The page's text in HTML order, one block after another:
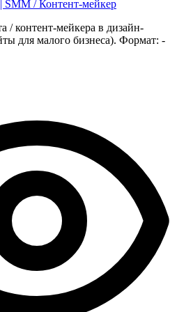
SMM / Контент-мейкер
/ контент-мейкера в дизайн-
для малого бизнеса). Формат: -